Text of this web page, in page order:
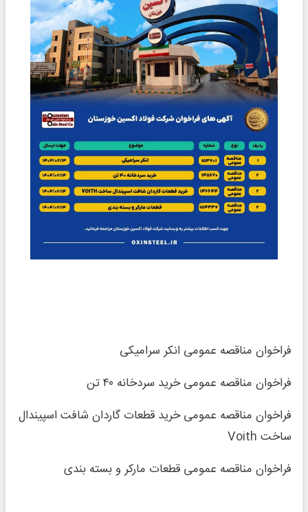
فراخوان مناقصه عمومی انکر سرامیکی
فراخوان مناقصه عمومی خرید سردخانه ۴۰ تن
فراخوان مناقصه عمومی خرید قطعات گاردان شافت اسپیندال
ساخت Voith
فراخوان مناقصه عمومی قطعات مارکر و بسته بندی